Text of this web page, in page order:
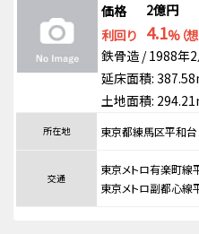
価格
2億円
利回り 4.1%（想
鉄骨造 / 1988年
延床面積:
土地面積:
所在地 東京都練馬区平和台
交通
東京メトロ有楽町
東京メトロ副都心